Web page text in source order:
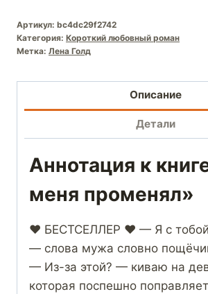
Артикул: bc4dc29f2742
Категория: Короткий любовный роман
Метка: Лена Голд
Описание
Детали
Аннотация к
меня променял»
❤️ БЕСТСЕЛЛЕР ❤️ — Я с тобой
— слова мужа словно
— Из-за этой? — киваю на
которая поспешно